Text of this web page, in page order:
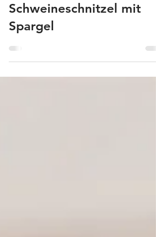
Schweineschnitzel mit
Spargel